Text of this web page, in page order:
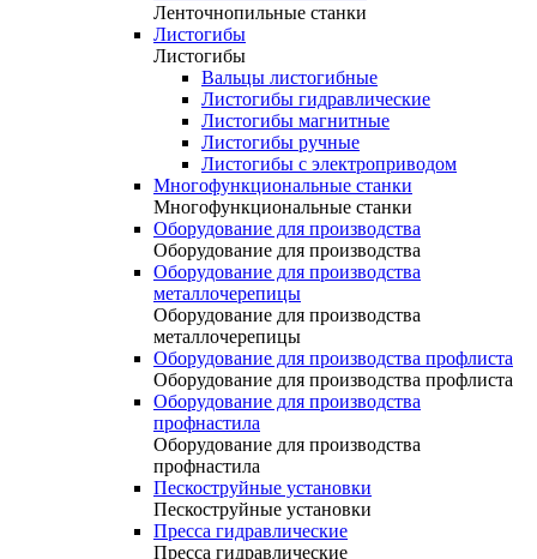
Ленточнопильные станки
Листогибы
Листогибы
Вальцы листогибные
Листогибы гидравлические
Листогибы магнитные
Листогибы ручные
Листогибы с электроприводом
Многофункциональные станки
Многофункциональные станки
Оборудование для производства
Оборудование для производства
Оборудование для производства
металлочерепицы
Оборудование для производства
металлочерепицы
Оборудование для производства профлиста
Оборудование для производства профлиста
Оборудование для производства
профнастила
Оборудование для производства
профнастила
Пескоструйные установки
Пескоструйные установки
Пресса гидравлические
Пресса гидравлические